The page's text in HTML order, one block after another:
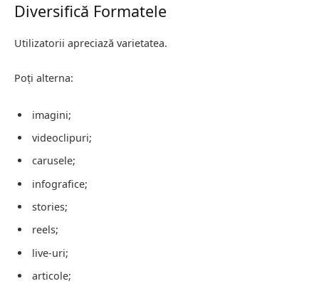
Diversifică Formatele
Utilizatorii apreciază varietatea.
Poți alterna:
imagini;
videoclipuri;
carusele;
infografice;
stories;
reels;
live-uri;
articole;